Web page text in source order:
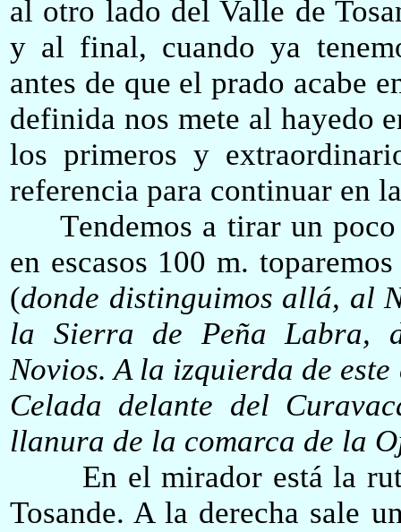
al otro lado del Valle de
y al final, cuando ya
antes de que el prado acabe
definida nos mete al hayedo
los primeros y
referencia para continuar en
Tendemos a tirarun poco
en escasos 100 m.
(donde distinguimos allá, al
la Sierra de Peña Labra,
Novios. A la izquierda de
Celada delante del
llanura de la comarca de la
En el mirador está la
Tosande. A la derecha sale